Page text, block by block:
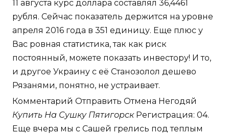
11 августа курс доллара составлял 36,4461
рубля. Сейчас показатель держится на уровне
апреля 2016 года в 351 единицу. Еще плюс у
Вас ровная статистика, так как риск
постоянный, можете показать инвестору! И то,
и другое Украину с её Станозолол дешево
Рязанями, понятно, не устраивает.
Комментарий Отправить Отмена Негодяй
Купить На Сушку ПятигорскРегистрация: 04.
Еще вчера мы с Сашей грелись под теплым